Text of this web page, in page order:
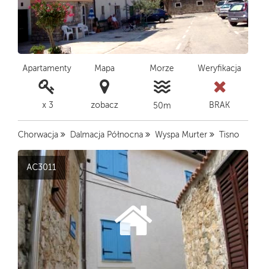
Apartamenty
x 3
Mapa
zobacz
Morze
50m
Weryfikacja
BRAK
Chorwacja Dalmacja Północna Wyspa Murter Tisno
AC3011